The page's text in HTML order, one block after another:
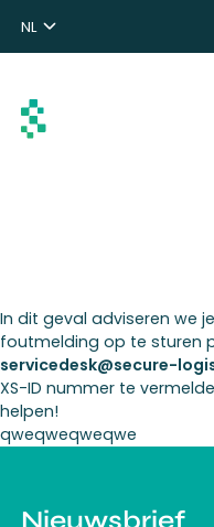
NL
ENG
DE
In dit geval adviseren we
foutmelding op te sturen
servicedesk@secure-
XS-ID nummer te
helpen!
qweqweqweqwe
Nieuwsbrief